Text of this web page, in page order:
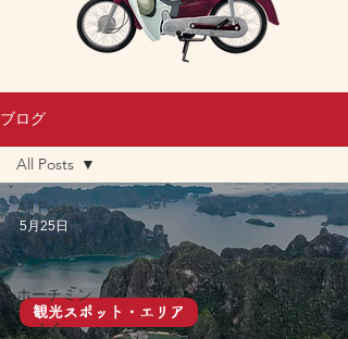
ブログ
All Posts
スターキッ
チン
ホーチミン
ハノイ
All Posts
観光スポット・エリア
5月25日